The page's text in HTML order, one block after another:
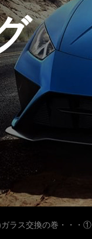
ラス交換の巻・・・①